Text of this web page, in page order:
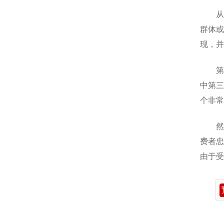
群体
现，
中第
个非
费者
由于